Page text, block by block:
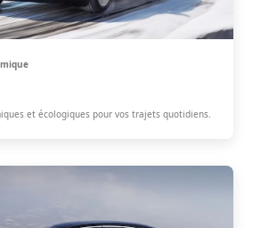
et écologiques pour vos trajets quotidiens.